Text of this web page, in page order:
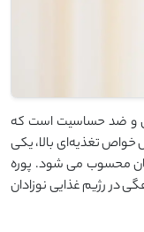
و ضد حساسیت است که
تغذیه‌ای بالا، یکی
محسوب می ‌شود. پوره
6 ماهگی در تغذیه کودکان و از 8 ماهگی در رژیم غذایی نوزادان